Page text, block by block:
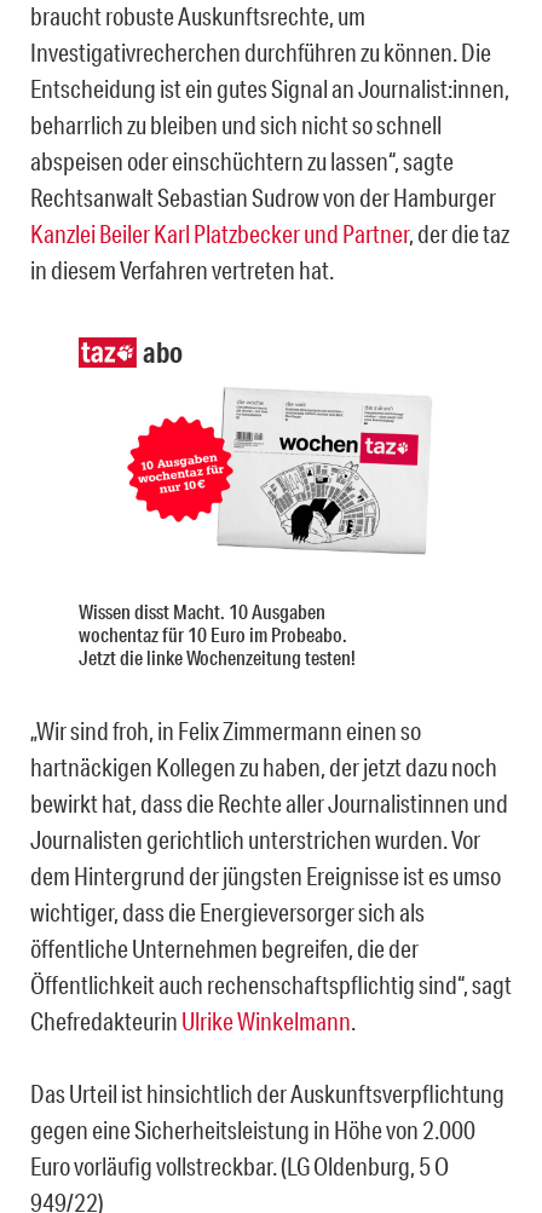
braucht robuste Auskunftsrechte, um
Investigativrecherchen durchführen zu können. Die
Entscheidung ist ein gutes Signal an Journalist:innen,
beharrlich zu bleiben und sich nicht so schnell
abspeisen oder einschüchtern zu lassen“, sagte
Rechtsanwalt Sebastian Sudrow von der Hamburger
Kanzlei Beiler Karl Platzbecker und Partner, der die taz
in diesem Verfahren vertreten hat.
abo
Wissen disst Macht. 10 Ausgaben
wochentaz für 10 Euro im Probeabo.
Jetzt die linke Wochenzeitung testen!
„Wir sind froh, in Felix Zimmermann einen so
hartnäckigen Kollegen zu haben, der jetzt dazu noch
bewirkt hat, dass die Rechte aller Journalistinnen und
Journalisten gerichtlich unterstrichen wurden. Vor
dem Hintergrund der jüngsten Ereignisse ist es umso
wichtiger, dass die Energieversorger sich als
öffentliche Unternehmen begreifen, die der
Öffentlichkeit auch rechenschaftspflichtig sind“, sagt
Chefredakteurin Ulrike Winkelmann.
Das Urteil ist hinsichtlich der Auskunftsverpflichtung
gegen eine Sicherheitsleistung in Höhe von 2.000
Euro vorläufig vollstreckbar. (LG Oldenburg, 5 O
949/22)